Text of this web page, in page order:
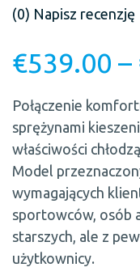
(0) Napisz recenzję
€539.00 –
Połączenie
sprężynami
właściwości
Model
wymagających
sportowców, osób
starszych, ale z
użytkownicy.